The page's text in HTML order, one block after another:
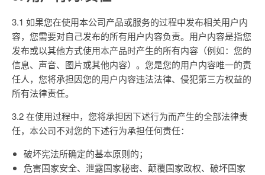
3.1 如果您在使用本公司产品或服务的过程中发布相关用户内
容，您需要对自己发布的所有用户内容负责。用户内容是指您
发布或以其他方式使用本产品时产生的所有内容（例如：您的
信息、声音、图片或其他内容）。您是您的用户内容唯一的责
任人，您将承担因您的用户内容违法法律、侵犯第三方权益的
所有法律责任。
3.2 在使用过程中，您将承担因下述行为而产生的全部法律责
任，本公司不对您的下述行为承担任何责任：
破坏宪法所确定的基本原则的；
危害国家安全、泄露国家秘密、颠覆国家政权、破坏国家